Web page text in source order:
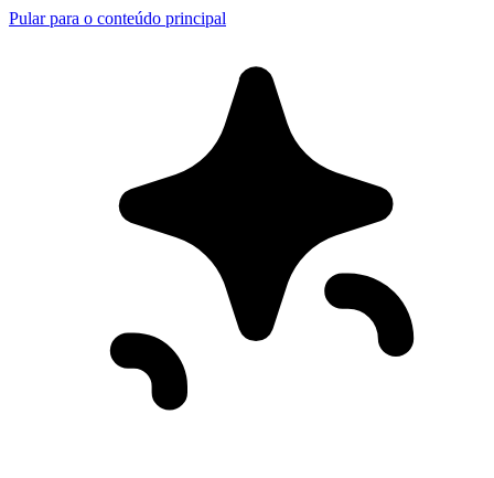
Pular para o conteúdo principal